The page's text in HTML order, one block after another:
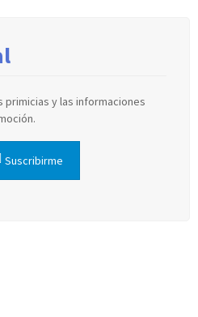
primicias y las informaciones
Suscribirme